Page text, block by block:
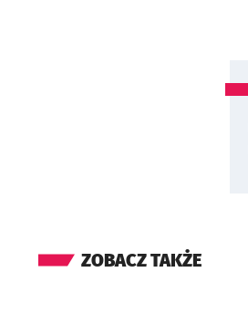
ZOBACZ TAKŻE